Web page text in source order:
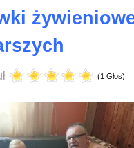
(1 Głos)